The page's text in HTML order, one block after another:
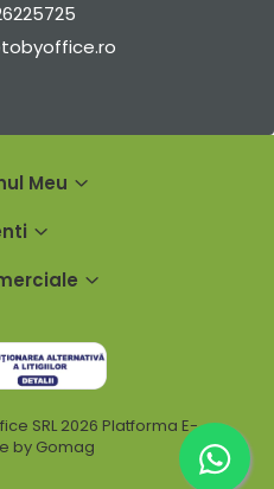
Meu
SRL 2026 Platforma E-
by Gomag